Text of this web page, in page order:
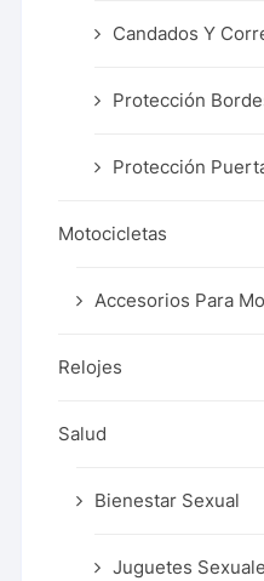
Candados Y
Protección
Protección
Motocicletas
Accesorios Para
Relojes
Salud
Bienestar Sexual
Juguetes